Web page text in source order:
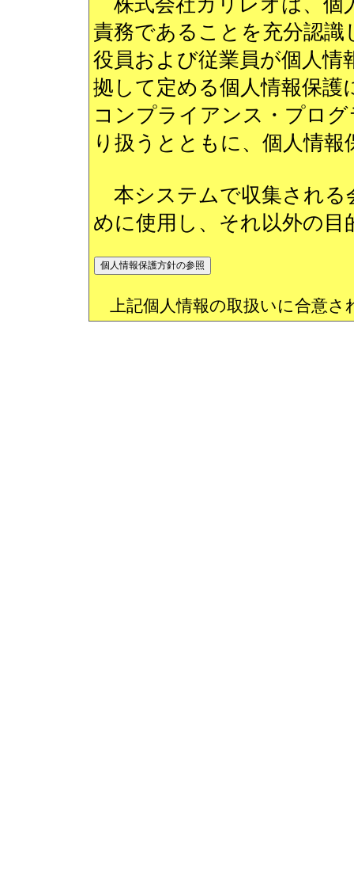
責務であることを充分認識
役員および従業員が個人情
拠して定める個人情報保護
コンプライアンス・プロ
り扱うとともに、個人情
本システムで収集される
めに使用し、それ以外の
上記個人情報の取扱いに合意さ